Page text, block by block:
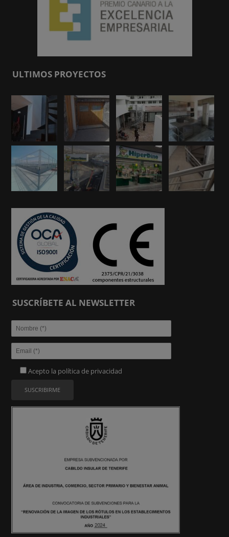
ULTIMOS PROYECTOS
SUSCRÍBETE AL NEWSLETTER
Acepto la política de privacidad